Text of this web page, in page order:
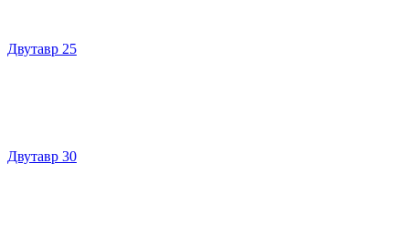
Двутавр 25
Двутавр 30